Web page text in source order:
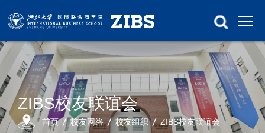
ZIBS校友联谊会
首页 校友网络 校友组织 ZIBS校友联谊会